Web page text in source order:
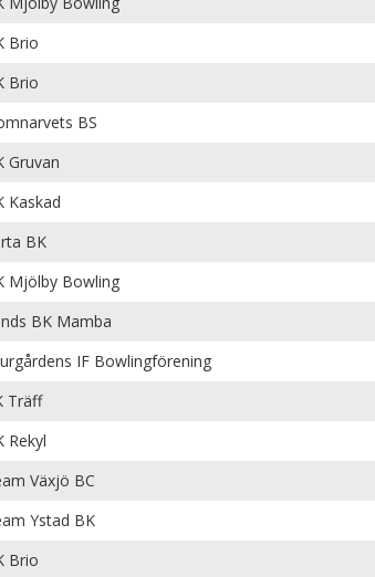
Brio
Brio
BS
Gruvan
Kaskad
BK
Mjölby Bowling
BK Mamba
IF Bowlingförening
Träff
Rekyl
Växjö BC
Ystad BK
Brio